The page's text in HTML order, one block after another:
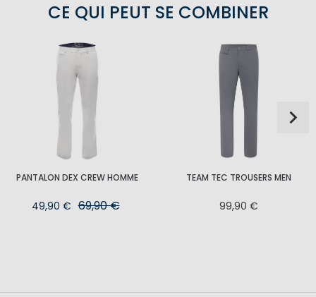
CE QUI PEUT SE COMBINER
PANTALON DEX CREW HOMME
49,90 € 69,90 €
TEAM TEC TROUSERS MEN
99,90 €